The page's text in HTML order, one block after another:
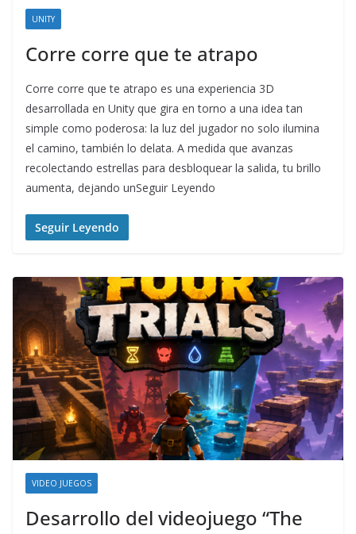
UNITY
Corre corre que te atrapo
Corre corre que te atrapo es una experiencia 3D
desarrollada en Unity que gira en torno a una idea tan
simple como poderosa: la luz del jugador no solo ilumina
el camino, también lo delata. A medida que avanzas
recolectando estrellas para desbloquear la salida, tu brillo
aumenta, dejando unSeguir Leyendo
Seguir Leyendo
VIDEO JUEGOS
Desarrollo del videojuego “The